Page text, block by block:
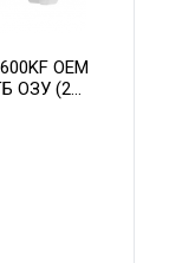
OEM
ОЗУ (2
8GB